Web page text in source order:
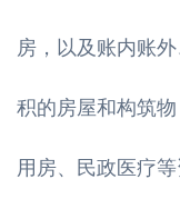
房，以及账内账
积的房屋和构筑
用房、民政医疗